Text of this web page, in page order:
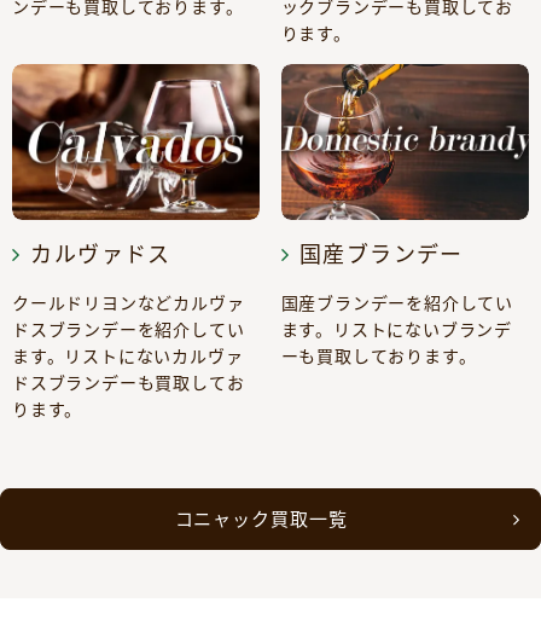
ンデーも買取しております。
ックブランデーも買取してお
ります。
カルヴァドス
クールドリヨンなどカルヴァ
ドスブランデーを紹介してい
ます。リストにないカルヴァ
ドスブランデーも買取してお
ります。
国産ブランデー
国産ブランデーを紹介してい
ます。リストにないブランデ
ーも買取しております。
コニャック買取一覧